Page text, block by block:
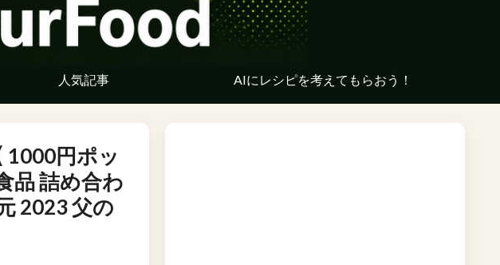
人気記事 AIにレシピを考えてもらおう！
1000円ポッ
品 詰め合わ
2023 父の